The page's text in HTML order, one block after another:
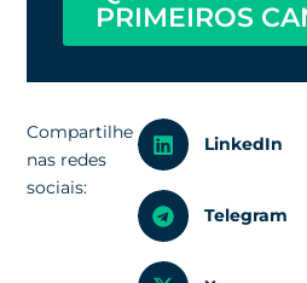
PRIMEIROS
Compartilhe
nas redes
sociais:
LinkedIn
Telegram